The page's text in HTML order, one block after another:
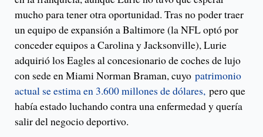
mucho para tener otra oportunidad. Tras no poder traer
un equipo de expansión a Baltimore (la NFL optó por
conceder equipos a Carolina y Jacksonville), Lurie
adquirió los Eagles al concesionario de coches de lujo
con sede en Miami Norman Braman, cuyo patrimonio
actual se estima en 3.600 millones de dólares, pero que
había estado luchando contra una enfermedad y quería
salir del negocio deportivo.